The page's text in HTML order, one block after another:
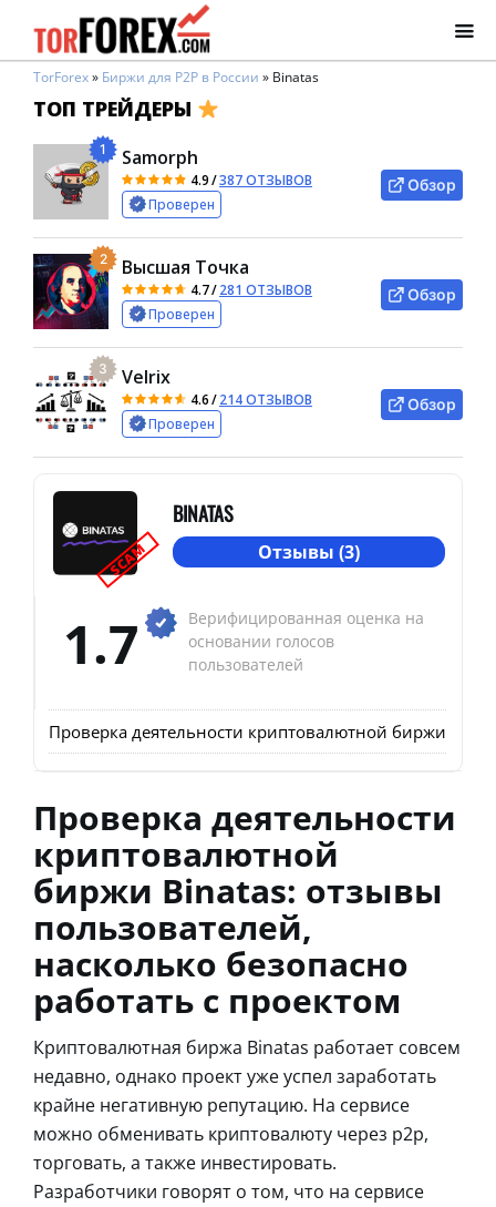
TorForex» Биржи для P2P в России » Binatas
ТОП ТРЕЙДЕРЫ
1 Samorph
4.9/387 ОТЗЫВОВ
Проверен
Обзор
2 Высшая Точка
4.7/281 ОТЗЫВОВ
Проверен
Обзор
3 Velrix
4.6/214 ОТЗЫВОВ
Проверен
Обзор
SCAM
BINATAS
Отзывы (3)
1.7
Верифицированная оценка на
основании голосов
пользователей
Проверка деятельности криптовалютной биржи
Проверка деятельности
криптовалютной
биржи Binatas: отзывы
пользователей,
насколько безопасно
работать с проектом
Криптовалютная биржа Binatas работает совсем
недавно, однако проект уже успел заработать
крайне негативную репутацию. На сервисе
можно обменивать криптовалюту через p2p,
торговать, а также инвестировать.
Разработчики говорят о том, что на сервисе